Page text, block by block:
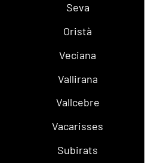
Seva
Oristà
Veciana
Vallirana
Vallcebre
Vacarisses
Subirats